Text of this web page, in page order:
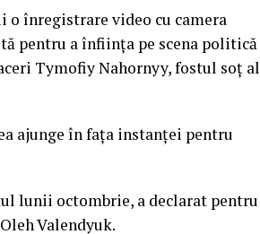
o înregistrare video cu camera
pentru a înfiinţa pe scena politică
Tymofiy Nahornyy, fostul soţ al
ajunge în faţa instanţei pentru
lunii octombrie, a declarat pentru
Valendyuk.